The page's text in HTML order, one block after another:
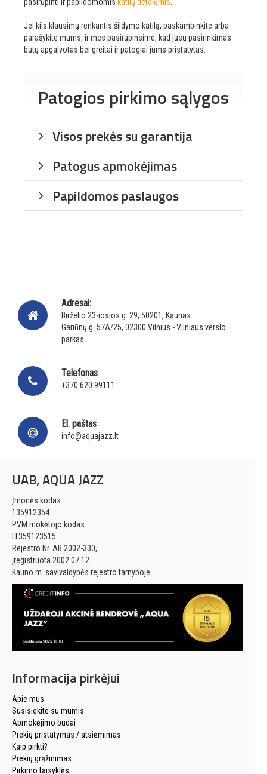
pasirūpinti ir papildomomis katilų detalėmis.
Jei kils klausimų renkantis šildymo katilą, paskambinkite arba
parašykite mums, ir mes pasirūpinsime, kad jūsų pasirinkimas
būtų apgalvotas bei greitai ir patogiai jums pristatytas.
Patogios pirkimo sąlygos
Visos prekės su garantija
Patogus apmokėjimas
Papildomos paslaugos
Adresai:
Birželio 23-iosios g. 29, 50201, Kaunas
Gariūnų g. 57A/25, 02300 Vilnius - Vilniaus verslo
parkas
Telefonas
+370 620 99111
El. paštas
info@aquajazz.lt
UAB, AQUA JAZZ
Įmonės kodas
135912354
PVM mokėtojo kodas
LT359123515
Rejestro Nr. AB 2002-330,
įregistruota 2002.07.12
Kauno m. savivaldybės rejestro tarnyboje
Informacija pirkėjui
Apie mus
Susisiekite su mumis
Apmokėjimo būdai
Prekių pristatymas / atsiėmimas
Kaip pirkti?
Prekių grąžinimas
Pirkimo taisyklės